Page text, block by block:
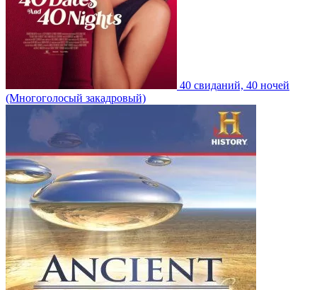
40 свиданий, 40 ночей
(Многоголосый закадровый)